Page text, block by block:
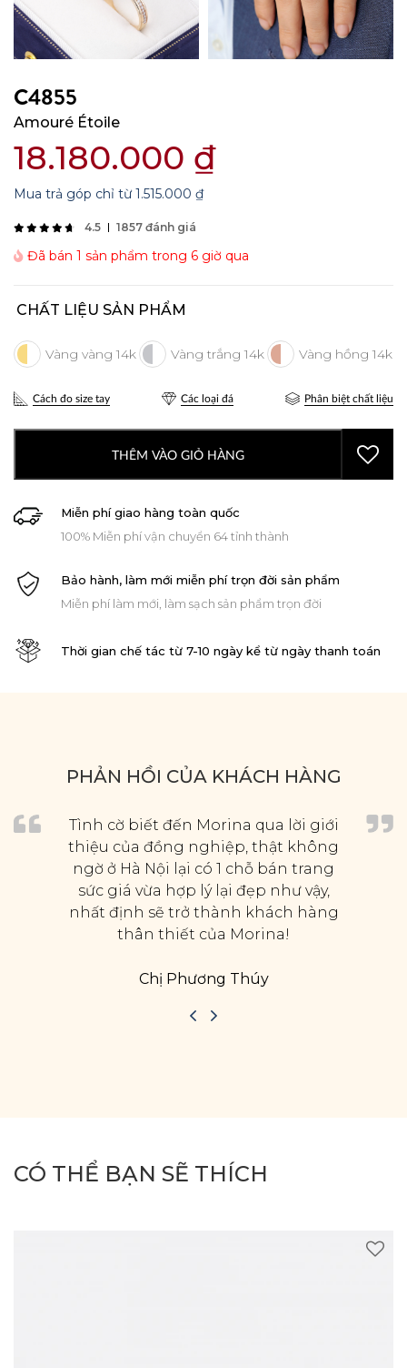
C4855
Amouré Étoile
18.180.000 ₫
Mua trả góp chỉ từ1.515.000 ₫
4.5 1857 đánh giá
Đã bán 1 sản phẩm trong 6 giờ qua
CHẤT LIỆU SẢN PHẨM
Cách đo size tay Các loại đá Phân biệt chất liệu
THÊM VÀO GIỎ HÀNG
Miễn phí giao hàng toàn quốc
100% Miễn phí vận chuyển 64 tỉnh thành
Bảo hành, làm mới miễn phí trọn đời sản phẩm
Miễn phí làm mới, làm sạch sản phẩm trọn đời
Thời gian chế tác từ 7-10 ngày kể từ ngày thanh toán
PHẢN HỒI CỦA KHÁCH HÀNG
Tình cờ biết đến Morina qua lời giới
thiệu của đồng nghiệp, thật không
ngờ ở Hà Nội lại có 1 chỗ bán trang
sức giá vừa hợp lý lại đẹp như vậy,
nhất định sẽ trở thành khách hàng
thân thiết của Morina!
Chị Phương Thúy
CÓ THỂ BẠN SẼ THÍCH